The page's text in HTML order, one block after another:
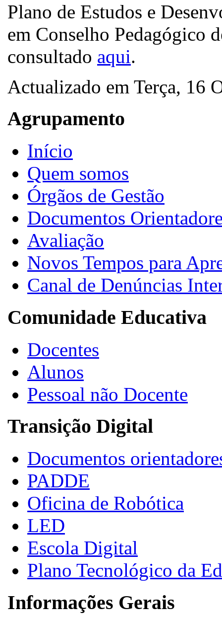
Plano de Estudos e
em Conselho Pedagógico
consultado aqui.
Actualizado em Terça, 16
Agrupamento
Início
Quem somos
Órgãos de Gestão
Documentos
Avaliação
Novos Tempos para
Canal de Denúncias
Comunidade Educativa
Docentes
Alunos
Pessoal não Docente
Transição Digital
Documentos
PADDE
Oficina de Robótica
LED
Escola Digital
Plano Tecnológico da
Informações Gerais